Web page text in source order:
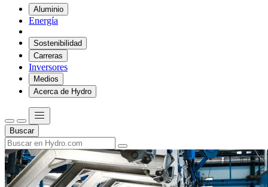
Aluminio
Energía
Sostenibilidad
Carreras
Inversores
Medios
Acerca de Hydro
Buscar